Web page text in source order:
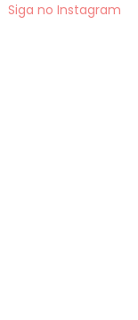
Siga no Instagram